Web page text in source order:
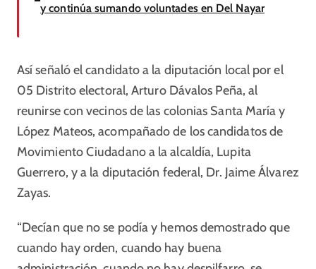
y continúa sumando voluntades en Del Nayar
Así señaló el candidato a la diputación local por el
05 Distrito electoral, Arturo Dávalos Peña, al
reunirse con vecinos de las colonias Santa María y
López Mateos, acompañado de los candidatos de
Movimiento Ciudadano a la alcaldía, Lupita
Guerrero, y a la diputación federal, Dr. Jaime Álvarez
Zayas.
“Decían que no se podía y hemos demostrado que
cuando hay orden, cuando hay buena